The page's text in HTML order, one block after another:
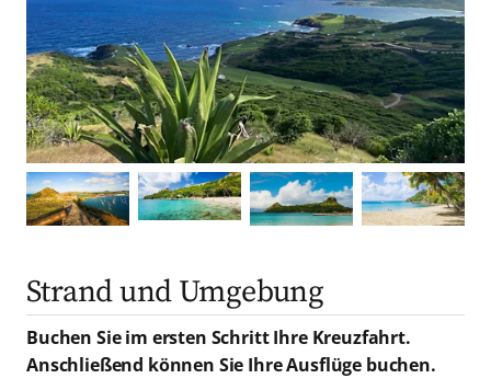
Strand und Umgebung
Buchen Sie im ersten Schritt Ihre Kreuzfahrt.
Anschließend können Sie Ihre Ausflüge buchen.